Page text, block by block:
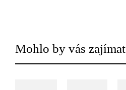
Mohlo by vás zajímat